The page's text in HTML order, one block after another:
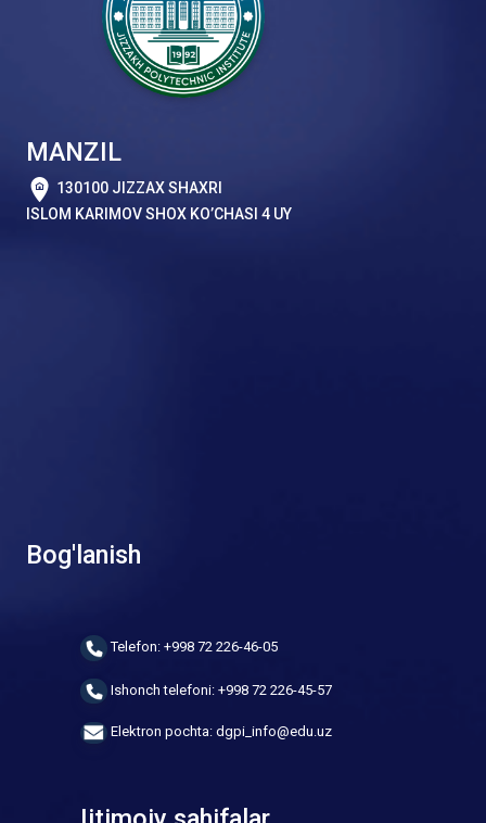
MANZIL
130100 JIZZAX SHAXRI
ISLOM KARIMOV SHOX KO’CHASI 4 UY
Bog'lanish
Telefon: +998 72 226-46-05
Ishonch telefoni: +998 72 226-45-57
Elektron pochta: dgpi_info@edu.uz